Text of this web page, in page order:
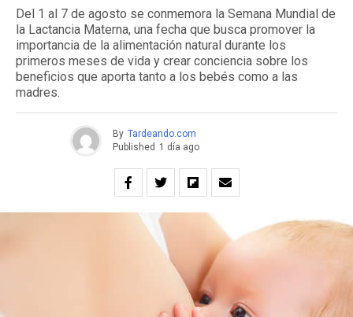
Del 1 al 7 de agosto se conmemora la Semana Mundial de
la Lactancia Materna, una fecha que busca promover la
importancia de la alimentación natural durante los
primeros meses de vida y crear conciencia sobre los
beneficios que aporta tanto a los bebés como a las
madres.
By Tardeando.com
Published 1 día ago